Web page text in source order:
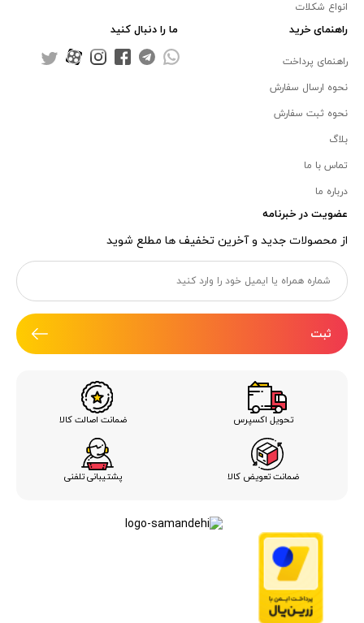
انواع شکلات
راهنمای خرید
راهنمای پرداخت
نحوه ارسال سفارش
نحوه ثبت سفارش
بلاگ
تماس با ما
درباره ما
ما را دنبال کنید
عضویت در خبرنامه
از محصولات جدید و آخرین تخفیف ها مطلع شوید
ثبت
تحویل اکسپرس ضمانت اصالت کالا
ضمانت تعویض کالا پشتیبانی تلفنی